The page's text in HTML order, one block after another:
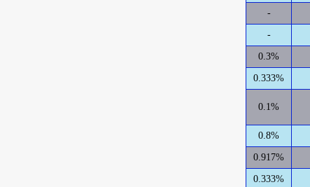
-
-
0.3%
0.333%
0.1%
0.8%
0.917%
0.333%